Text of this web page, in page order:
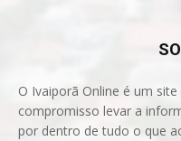
O Ivaiporã Online é um
compromisso levar a
por dentro de tudo o que